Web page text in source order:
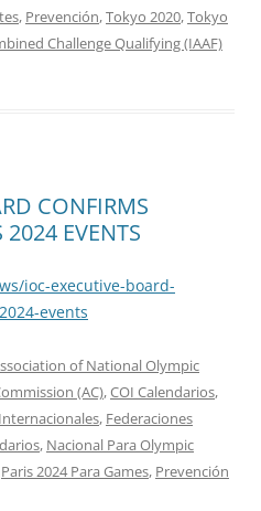
, Prevención,Tokyo 2020,Tokyo
Challenge Qualifying (IAAF)
CONFIRMS
EVENTS
ioc-executive-board-
events
of National Olympic
(AC),COI Calendarios,
, Federaciones
, Nacional Para Olympic
Paris 2024 Para Games, Prevención